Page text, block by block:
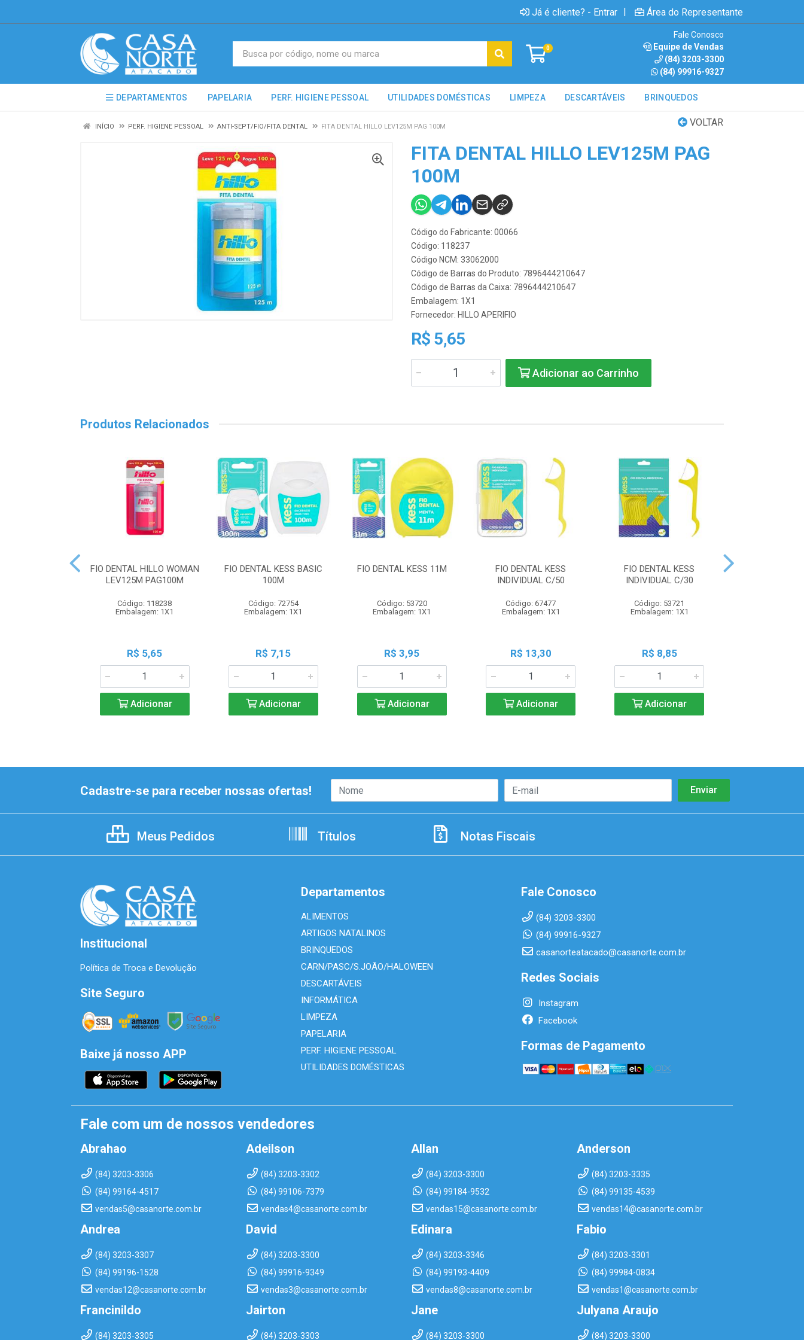
Já é cliente? - Entrar | Área do Representante
0
Fale Conosco
Equipe de Vendas
(84) 3203-3300
(84) 99916-9327
DEPARTAMENTOS PAPELARIA PERF. HIGIENE PESSOAL UTILIDADES DOMÉSTICAS LIMPEZA DESCARTÁVEIS BRINQUEDOS
VOLTAR
INÍCIO PERF. HIGIENE PESSOAL ANTI-SEPT/FIO/FITA DENTAL FITA DENTAL HILLO LEV125M PAG 100M
FITA DENTAL HILLO LEV125M PAG
100M
Código do Fabricante: 00066
Código: 118237
Código NCM: 33062000
Código de Barras do Produto: 7896444210647
Código de Barras da Caixa: 7896444210647
Embalagem: 1X1
Fornecedor: HILLO APERIFIO
R$ 5,65
Adicionar ao Carrinho
Produtos Relacionados
FIO DENTAL HILLO WOMAN
LEV125M PAG100M
Código: 118238
Embalagem: 1X1
R$ 5,65
Adicionar
FIO DENTAL KESS BASIC
100M
Código: 72754
Embalagem: 1X1
R$ 7,15
Adicionar
FIO DENTAL KESS 11M
Código: 53720
Embalagem: 1X1
R$ 3,95
Adicionar
FIO DENTAL KESS
INDIVIDUAL C/50
Código: 67477
Embalagem: 1X1
R$ 13,30
Adicionar
FIO DENTAL KESS
INDIVIDUAL C/30
Código: 53721
Embalagem: 1X1
R$ 8,85
Adicionar
Cadastre-se para receber nossas ofertas!
Meus Pedidos Títulos Notas Fiscais
Institucional
Política de Troca e Devolução
Site Seguro
Baixe já nosso APP
Departamentos
ALIMENTOS
ARTIGOS NATALINOS
BRINQUEDOS
CARN/PASC/S.JOÃO/HALOWEEN
DESCARTÁVEIS
INFORMÁTICA
LIMPEZA
PAPELARIA
PERF. HIGIENE PESSOAL
UTILIDADES DOMÉSTICAS
Fale Conosco
(84) 3203-3300
(84) 99916-9327
casanorteatacado@casanorte.com.br
Redes Sociais
Instagram
Facebook
Formas de Pagamento
Fale com um de nossos vendedores
Abrahao
(84) 3203-3306
(84) 99164-4517
vendas5@casanorte.com.br
Adeilson
(84) 3203-3302
(84) 99106-7379
vendas4@casanorte.com.br
Allan
(84) 3203-3300
(84) 99184-9532
vendas15@casanorte.com.br
Anderson
(84) 3203-3335
(84) 99135-4539
vendas14@casanorte.com.br
Andrea
(84) 3203-3307
(84) 99196-1528
vendas12@casanorte.com.br
David
(84) 3203-3300
(84) 99916-9349
vendas3@casanorte.com.br
Edinara
(84) 3203-3346
(84) 99193-4409
vendas8@casanorte.com.br
Fabio
(84) 3203-3301
(84) 99984-0834
vendas1@casanorte.com.br
Francinildo
(84) 3203-3305
Jairton
(84) 3203-3303
Jane
(84) 3203-3300
Julyana Araujo
(84) 3203-3300